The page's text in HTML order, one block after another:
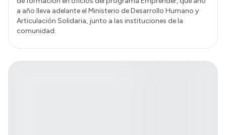
a año lleva adelante el Ministerio de Desarrollo Humano y
Articulación Solidaria, junto a las instituciones de la
comunidad.